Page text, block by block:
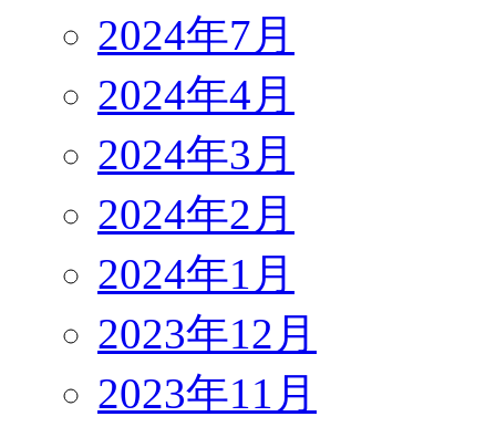
2024年7月
2024年4月
2024年3月
2024年2月
2024年1月
2023年12月
2023年11月